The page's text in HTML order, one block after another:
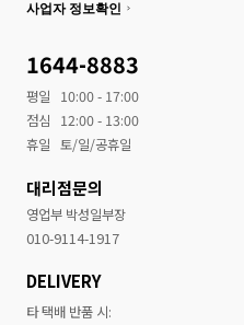
사업자 정보확인
1644-8883
평일
10:00 - 17:00
점심
12:00 - 13:00
휴일 토/일/공휴일
대리점문의
영업부 박성일부장
010-9114-1917
DELIVERY
타 택배 반품 시: